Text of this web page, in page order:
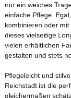
nur ein weiches
einfache Pflege.
kombinieren oder
dieses vielseitige
vielen erhältlichen
gestalten und stets
Pflegeleicht und
Reichstadt ist die
gleichermaßen